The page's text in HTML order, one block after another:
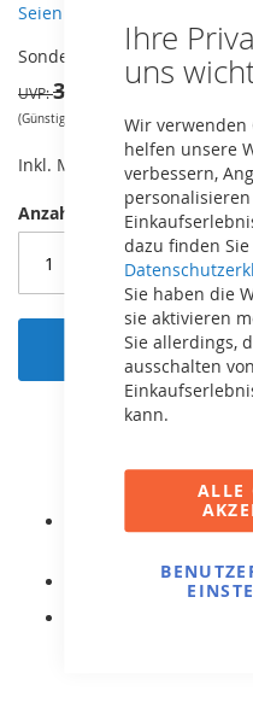
Ihre
uns
Wir verwenden
helfen unsere
verbessern,
dazu finden
Sie haben die
sie aktivieren
Sie allerdings,
ausschalten
kann.
ALLE
Seien Sie der erste, der
Sonderangebot
31,34 €
UVP 32,99 €
(Günstigster nicht reduzierter Preis der
Inkl. MwSt, zzgl. 5,90€
Anzahl
In den
Ersatz-Standfuß für
Länge der Fußes: 22